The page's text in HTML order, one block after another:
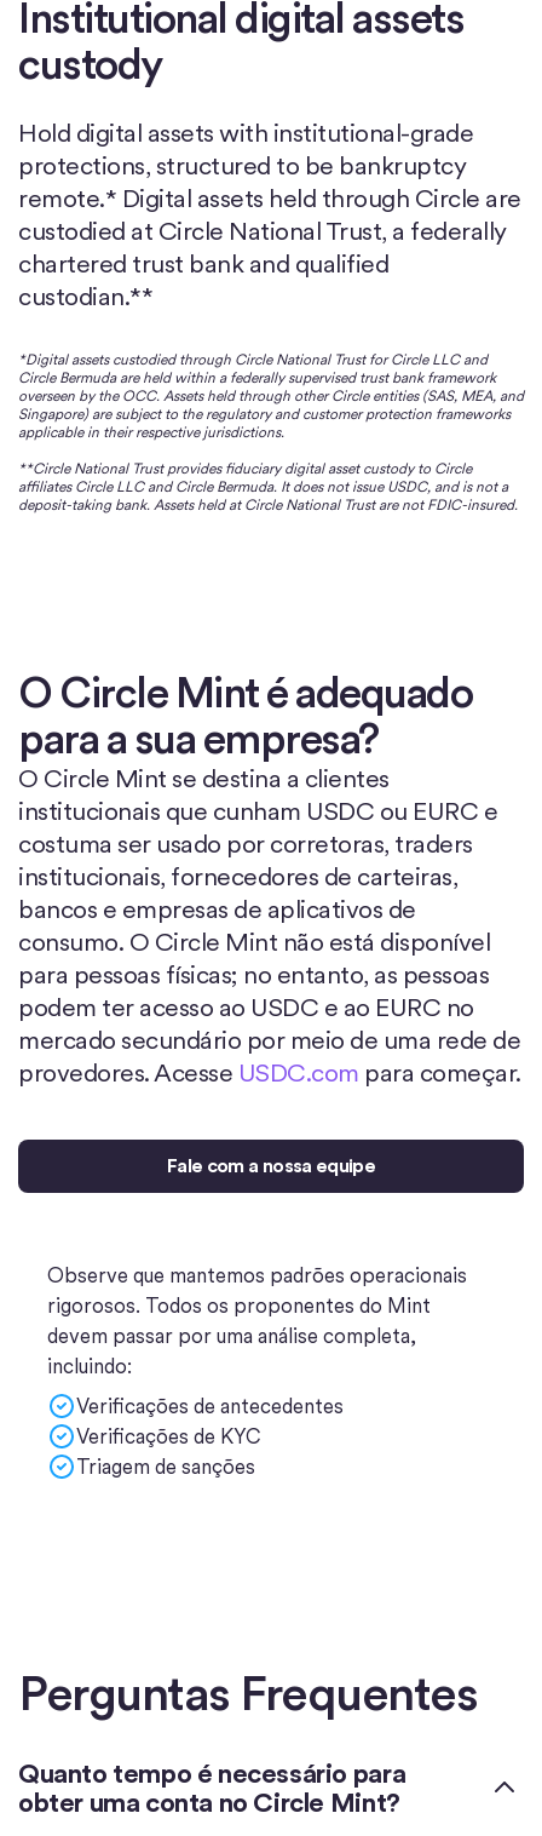
Institutional digital assets
custody
Hold digital assets with institutional-grade
protections, structured to be bankruptcy
remote.* Digital assets held through Circle are
custodied at Circle National Trust, a federally
chartered trust bank and qualified
custodian.**
*Digital assets custodied through Circle National Trust for Circle LLC and
Circle Bermuda are held within a federally supervised trust bank framework
overseen by the OCC. Assets held through other Circle entities (SAS, MEA, and
Singapore) are subject to the regulatory and customer protection frameworks
applicable in their respective jurisdictions.
**Circle National Trust provides fiduciary digital asset custody to Circle
affiliates Circle LLC and Circle Bermuda. It does not issue USDC, and is not a
deposit-taking bank. Assets held at Circle National Trust are not FDIC-insured.
O Circle Mint é adequado
para a sua empresa?
O Circle Mint se destina a clientes
institucionais que cunham USDC ou EURC e
costuma ser usado por corretoras, traders
institucionais, fornecedores de carteiras,
bancos e empresas de aplicativos de
consumo. O Circle Mint não está disponível
para pessoas físicas; no entanto, as pessoas
podem ter acesso ao USDC e ao EURC no
mercado secundário por meio de uma rede de
provedores. Acesse USDC.com para começar.
Fale com a nossa equipe
Observe que mantemos padrões operacionais
rigorosos. Todos os proponentes do Mint
devem passar por uma análise completa,
incluindo:
Verificações de antecedentes
Verificações de KYC
Triagem de sanções
Perguntas Frequentes
Quanto tempo é necessário para
obter uma conta no Circle Mint?